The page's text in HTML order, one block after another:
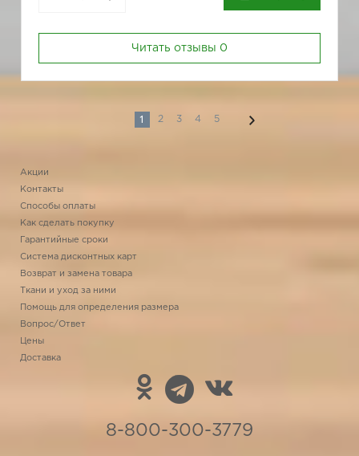
Читать отзывы 0
1 2 3 4 5
Акции
Контакты
Способы оплаты
Как сделать покупку
Гарантийные сроки
Система дисконтных карт
Возврат и замена товара
Ткани и уход за ними
Помощь для определения размера
Вопрос/Ответ
Цены
Доставка
8-800-300-3779